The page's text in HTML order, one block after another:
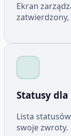
Ekran
Statusy
Lista
swoje zwroty.